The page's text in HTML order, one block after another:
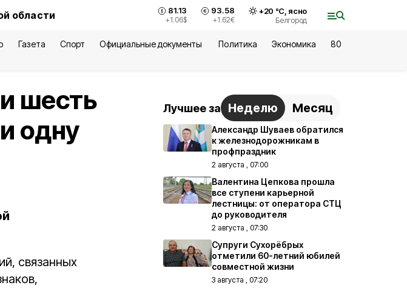
области 81.13
+1.06$
93.58
+1.62€
+20 °С, ясно
Белгород
Газета Спорт Официальные документы Политика Экономика
80
шесть
одну
связанных
Лучшее за Неделю Месяц
Александр Шуваев обратился
к железнодорожникам в
профпраздник
2 августа , 07:00
Валентина Цепкова прошла
все ступени карьерной
лестницы: от оператора СТЦ
до руководителя
2 августа , 07:30
Супруги Сухорёбрых
отметили 60-летний юбилей
совместной жизни
3 августа , 07:20